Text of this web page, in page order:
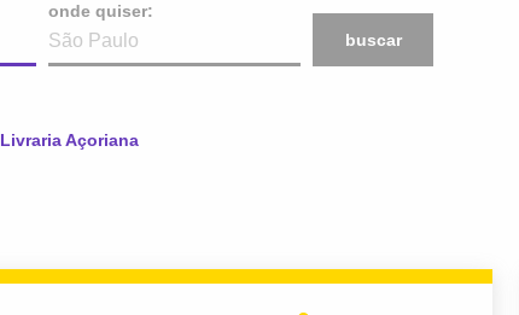
onde quiser:
buscar
Atual:
Livraria Açoriana